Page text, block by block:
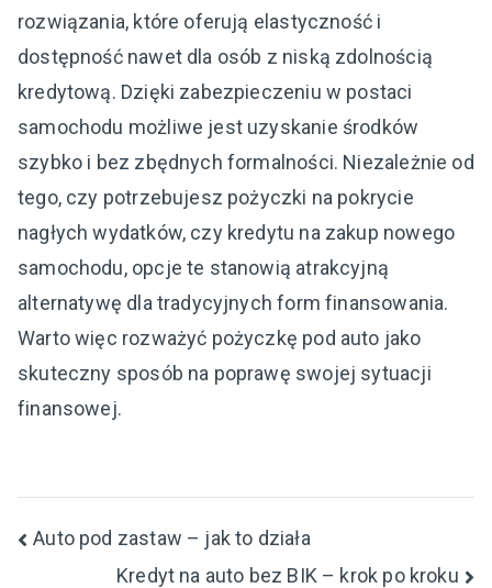
rozwiązania, które oferują elastyczność i
dostępność nawet dla osób z niską zdolnością
kredytową. Dzięki zabezpieczeniu w postaci
samochodu możliwe jest uzyskanie środków
szybko i bez zbędnych formalności. Niezależnie od
tego, czy potrzebujesz pożyczki na pokrycie
nagłych wydatków, czy kredytu na zakup nowego
samochodu, opcje te stanowią atrakcyjną
alternatywę dla tradycyjnych form finansowania.
Warto więc rozważyć pożyczkę pod auto jako
skuteczny sposób na poprawę swojej sytuacji
finansowej.
Nawigacja
Auto pod zastaw – jak to działa
Kredyt na auto bez BIK – krok po kroku